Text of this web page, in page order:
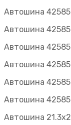
Автошина
Автошина
Автошина
Автошина
Автошина
Автошина
Автошина